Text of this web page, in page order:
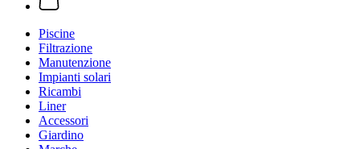
Piscine
Filtrazione
Manutenzione
Impianti solari
Ricambi
Liner
Accessori
Giardino